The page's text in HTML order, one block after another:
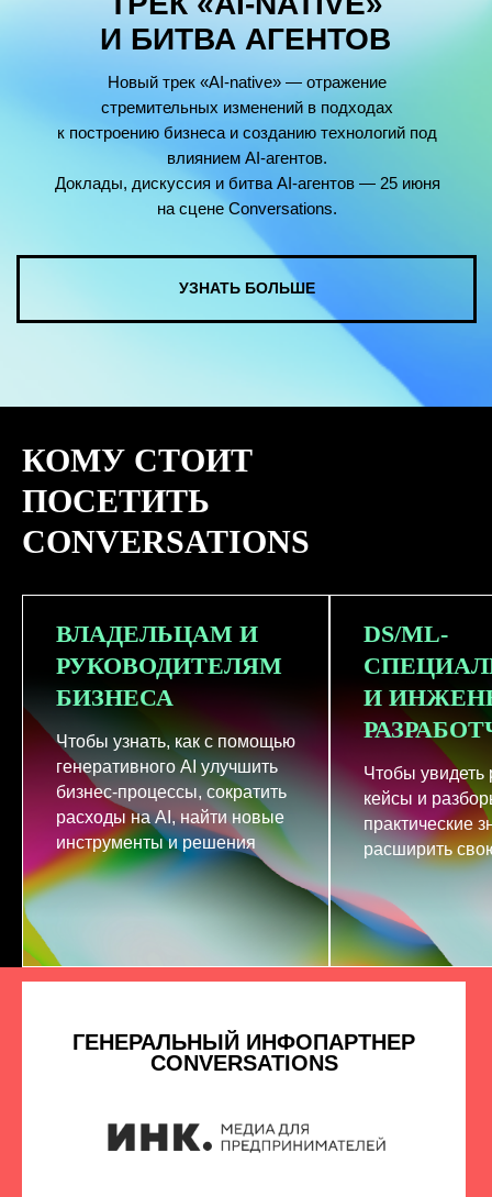
КОМУ СТОИТ
ПОСЕТИТЬ
CONVERSATIONS
ВЛАДЕЛЬЦАМ И
РУКОВОДИТЕЛЯМ
БИЗНЕСА
Чтобы узнать, как с помощью
генеративного AI улучшить
бизнес-процессы, сократить
расходы на AI, найти новые
инструменты и решения
DS/ML-
И
Чтобы увидеть
кейсы и
практические
расширить